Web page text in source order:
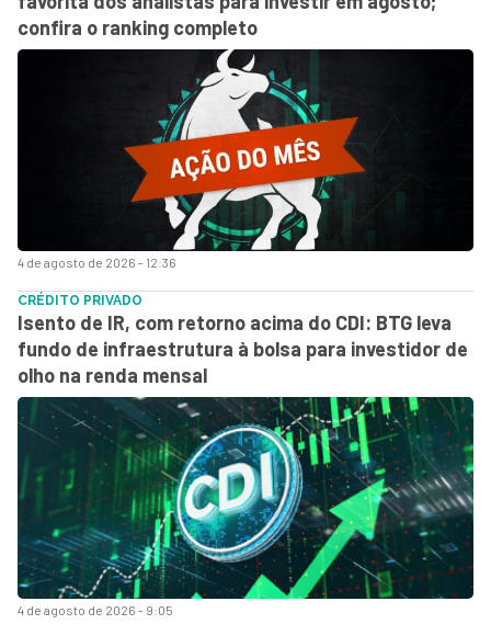
4 de agosto de 2026 - 12:36
confira o ranking completo
4 de agosto de 2026 - 9:05
CRÉDITO PRIVADO
Isento de IR, com retorno acima do CDI: BTG leva
fundo de infraestrutura à bolsa para investidor de
olho na renda mensal